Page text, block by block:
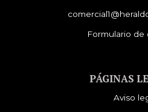
Formulario de
PÁGINAS
Aviso